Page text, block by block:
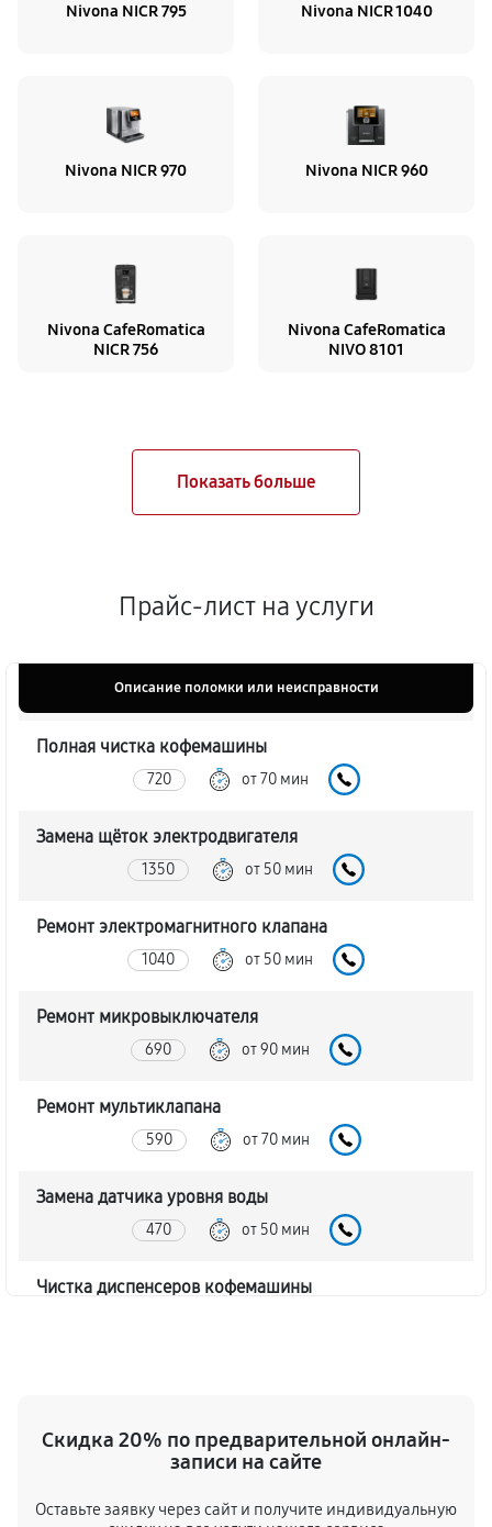
Nivona NICR 795 Nivona NICR 1040
Nivona NICR 970 Nivona NICR 960
Nivona CafeRomatica
NICR 756
Nivona CafeRomatica
NIVO 8101
Прайс-лист на услуги
Описание поломки или неисправности
Полная чистка кофемашины
720 от 70 мин
Замена щёток электродвигателя
1350 от 50 мин
Ремонт электромагнитного клапана
1040 от 50 мин
Ремонт микровыключателя
690 от 90 мин
Ремонт мультиклапана
590 от 70 мин
Замена датчика уровня воды
470 от 50 мин
Чистка диспенсеров кофемашины
Ремонт бойлера кофемашины
Скидка 20% по предварительной онлайн-
записи на сайте
Оставьте заявку через сайт и получите индивидуальную